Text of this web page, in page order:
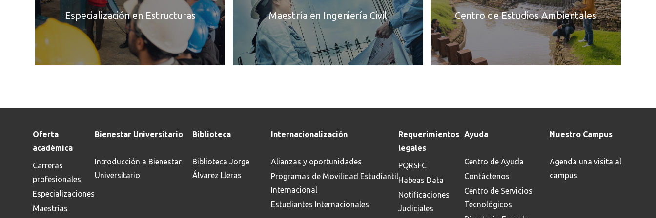
Especialización en Estructuras
seguros basados en la
convergencia de teoría,
práctica, innovación y
tendencias.
Conoce más
Maestría en Ingeniería Civil
necesidades de
infraestructura de
Colombia.
Conoce más
Centro de Estudios Ambientales
Oferta
académica
Carreras
profesionales
Especializaciones
Maestrías
Bienestar Universitario
Introducción a Bienestar
Universitario
Biblioteca
Biblioteca Jorge
Álvarez Lleras
Internacionalización
Alianzas y oportunidades
Programas de Movilidad Estudiantil
Internacional
Estudiantes Internacionales
Requerimientos
legales
PQRSFC
Habeas Data
Notificaciones
Judiciales
Ayuda
Centro de Ayuda
Contáctenos
Centro de Servicios
Tecnológicos
Nuestro Campus
Agenda una visita al
campus